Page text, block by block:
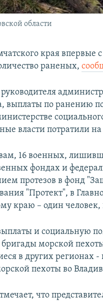
области
края впервые
раненых,
выплаты по ранению
власти потратили
16 военных,
фондах и
протезов в фонд
"Протект", в
краю – один
и социальную
бригады морской
в других регионах -
пехоты во
что